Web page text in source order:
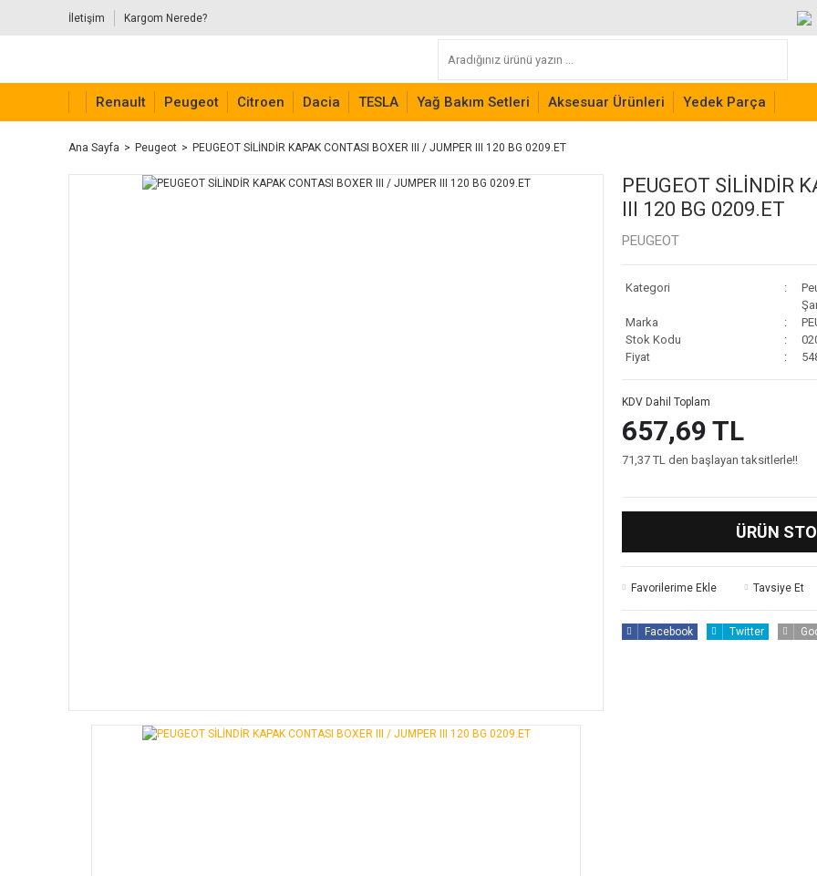
İletişim Kargom Nerede?
Renault Peugeot Citroen Dacia TESLA Yağ Bakım Setleri Aksesuar Ürünleri Yedek Parça
Ana Sayfa Peugeot PEUGEOT SİLİNDİR KAPAK CONTASI BOXER III / JUMPER III 120 BG 0209.ET
PEUGEOT SİLİNDİR
III 120 BG 0209.ET
PEUGEOT
Kategori
Marka
Stok Kodu
Fiyat
KDV Dahil Toplam
657,69 TL
71,37 TL den başlayan taksitlerle!!
ÜRÜN
Tavsiye Et
Facebook Twitter